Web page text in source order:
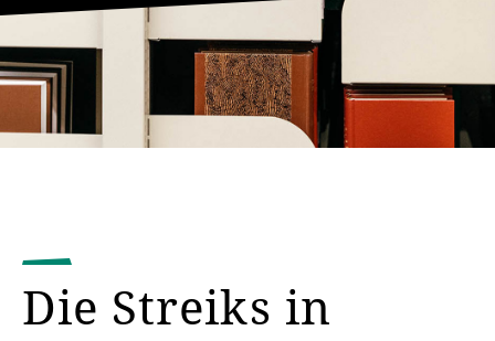
Die Streiks in